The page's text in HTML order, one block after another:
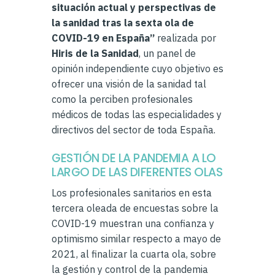
situación actual y perspectivas de
la sanidad tras la sexta ola de
COVID-19 en España” realizada por
Hiris de la Sanidad, un panel de
opinión independiente cuyo objetivo es
ofrecer una visión de la sanidad tal
como la perciben profesionales
médicos de todas las especialidades y
directivos del sector de toda España.
GESTIÓN DE LA PANDEMIA A LO
LARGO DE LAS DIFERENTES OLAS
Los profesionales sanitarios en esta
tercera oleada de encuestas sobre la
COVID-19 muestran una confianza y
optimismo similar respecto a mayo de
2021, al finalizar la cuarta ola, sobre
la gestión y control de la pandemia